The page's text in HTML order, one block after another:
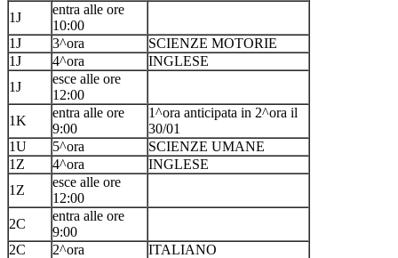
1J
entra alle ore
10:00
1J
3^ora
SCIENZE MOTORIE
1J
4^ora
INGLESE
1J
esce alle ore
12:00
1K
entra alle ore
9:00
1^ora anticipata in 2^ora il
30/01
1U
5^ora
SCIENZE UMANE
1Z
4^ora
INGLESE
1Z
esce alle ore
12:00
2C
entra alle ore
9:00
2C
2^ora
ITALIANO